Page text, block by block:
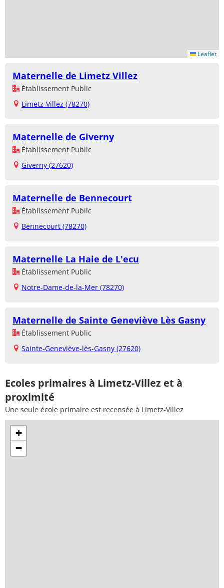
Leaflet
Maternelle de Limetz Villez
Établissement Public
Limetz-Villez (78270)
Maternelle de Giverny
Établissement Public
Giverny (27620)
Maternelle de Bennecourt
Établissement Public
Bennecourt (78270)
Maternelle La Haie de L'ecu
Établissement Public
Notre-Dame-de-la-Mer (78270)
Maternelle de Sainte Geneviève Lès Gasny
Établissement Public
Sainte-Geneviève-lès-Gasny (27620)
Ecoles primaires à Limetz-Villez et à
proximité
Une seule école primaire est recensée à Limetz-Villez
+
−